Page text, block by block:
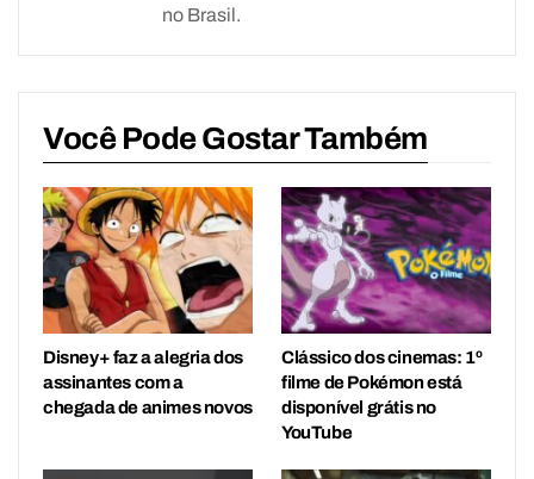
no Brasil.
Você Pode Gostar Também
Disney+ faz a alegria dos
assinantes com a
chegada de animes novos
Clássico dos cinemas: 1º
filme de Pokémon está
disponível grátis no
YouTube